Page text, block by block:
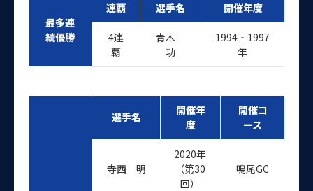
最多連
続優勝
連覇 選手名 開催年度
4連
覇
青木
功
1994‐1997
年
選手名
開催年
度
開催コ
ース
寺西 明
2020年
（第30
回）
鳴尾GC